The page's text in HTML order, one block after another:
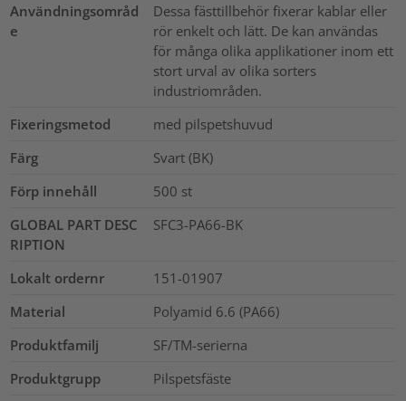
Användningsområd
e
Dessa fästtillbehör fixerar kablar eller
rör enkelt och lätt. De kan användas
för många olika applikationer inom ett
stort urval av olika sorters
industriområden.
Fixeringsmetod
med pilspetshuvud
Färg
Svart (BK)
Förp innehåll
500 st
GLOBAL PART DESC
RIPTION
SFC3-PA66-BK
Lokalt ordernr
151-01907
Material
Polyamid 6.6 (PA66)
Produktfamilj
SF/TM-serierna
Produktgrupp
Pilspetsfäste